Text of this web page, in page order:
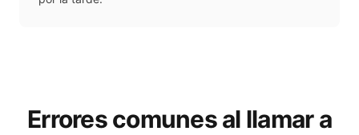
Errores comunes al llamar a